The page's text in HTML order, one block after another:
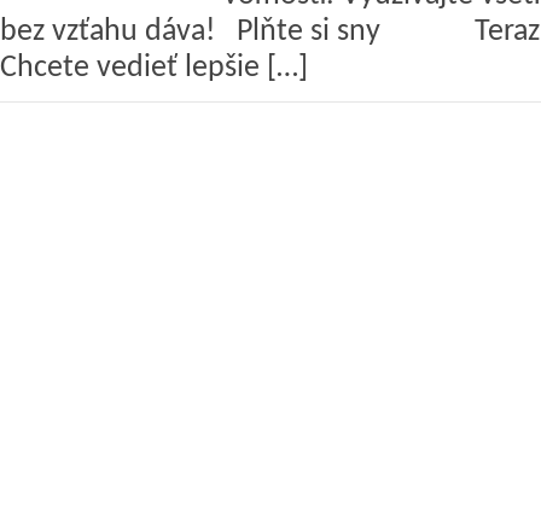
bez vzťahu dáva! Plňte si sny Teraz
Chcete vedieť lepšie […]